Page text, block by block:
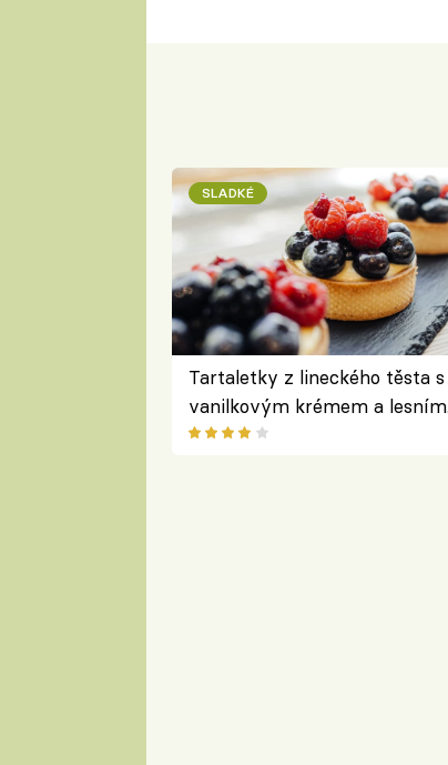
SLADKÉ
Tartaletky z lineckého těsta s
vanilkovým krémem a lesním
ovocem podle Bread Society